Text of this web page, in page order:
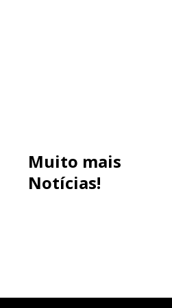
Muito mais
Notícias!